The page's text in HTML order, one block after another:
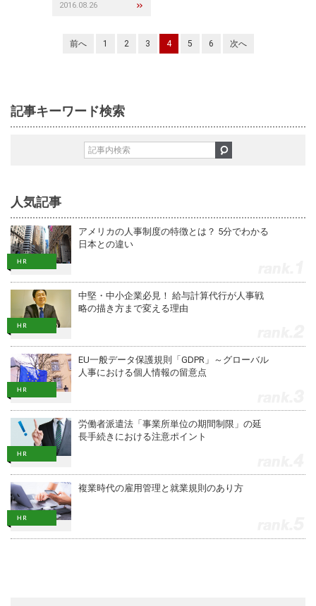
2016.08.26
前へ 1 2 3 4 5 6 次へ
記事キーワード検索
人気記事
アメリカの人事制度の特徴とは？ 5分でわかる
日本との違い
中堅・中小企業必見！ 給与計算代行が人事戦
略の描き方まで変える理由
EU一般データ保護規則「GDPR」～グローバル
人事における個人情報の留意点
労働者派遣法「事業所単位の期間制限」の延
長手続きにおける注意ポイント
複業時代の雇用管理と就業規則のあり方